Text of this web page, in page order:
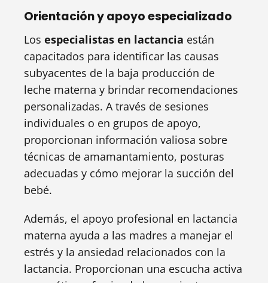
Orientación y apoyo especializado
Los especialistas en lactancia están
capacitados para identificar las causas
subyacentes de la baja producción de
leche materna y brindar recomendaciones
personalizadas. A través de sesiones
individuales o en grupos de apoyo,
proporcionan información valiosa sobre
técnicas de amamantamiento, posturas
adecuadas y cómo mejorar la succión del
bebé.
Además, el apoyo profesional en lactancia
materna ayuda a las madres a manejar el
estrés y la ansiedad relacionados con la
lactancia. Proporcionan una escucha activa